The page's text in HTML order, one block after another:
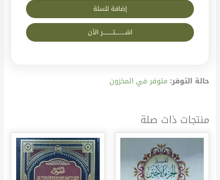
حالة التوفر: متوفر في المخزون
إضافة للسلة
اشــــــــــتــــــــــر الآن
منتجات ذات صلة